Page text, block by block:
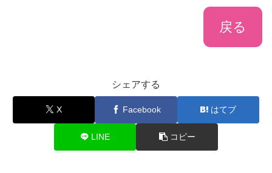
戻る
シェアする
X Facebook はてブ
LINE コピー